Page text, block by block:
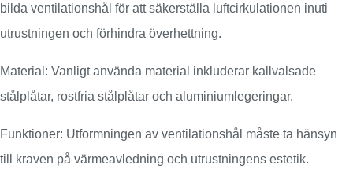
bilda ventilationshål för att säkerställa luftcirkulationen inuti
utrustningen och förhindra överhettning.
Material: Vanligt använda material inkluderar kallvalsade
stålplåtar, rostfria stålplåtar och aluminiumlegeringar.
Funktioner: Utformningen av ventilationshål måste ta hänsyn
till kraven på värmeavledning och utrustningens estetik.